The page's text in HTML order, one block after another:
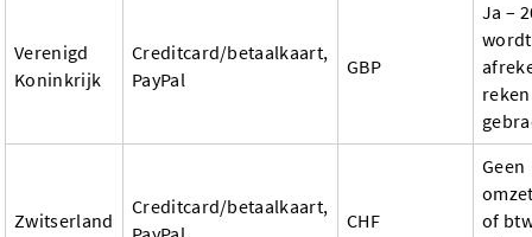
Verenigd
Koninkrijk
Creditcard/betaalkaart,
PayPal
GBP
Ja –
Zwitserland
Creditcard/betaalkaart,
CHF
Geen
of